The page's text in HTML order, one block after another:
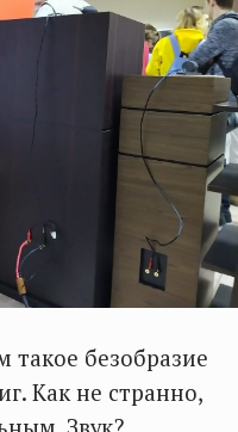
такое безобразие
Как не странно,